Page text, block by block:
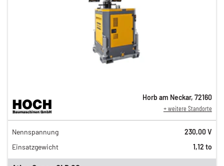
134,00 €
111,00 €
92,00 €
Horb am Neckar, 72160
+ weitere Standorte
Nennspannung
230,00 V
Einsatzgewicht
1,12 to